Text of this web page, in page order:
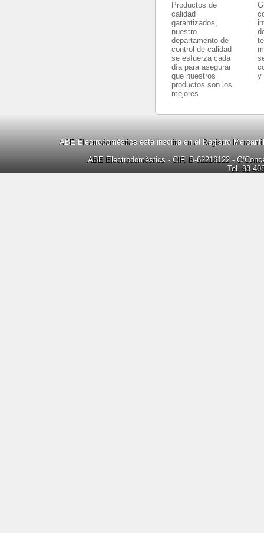
Productos de
calidad
garantizados,
nuestro
departamento de
control de calidad
se esfuerza cada
día para asegurar
que nuestros
productos son los
mejores
y
ABE Electrodomèstics está inscrita en el Registro
ABE Electrodomèstics - CIF. B-62216122 - C/
Tel. 93